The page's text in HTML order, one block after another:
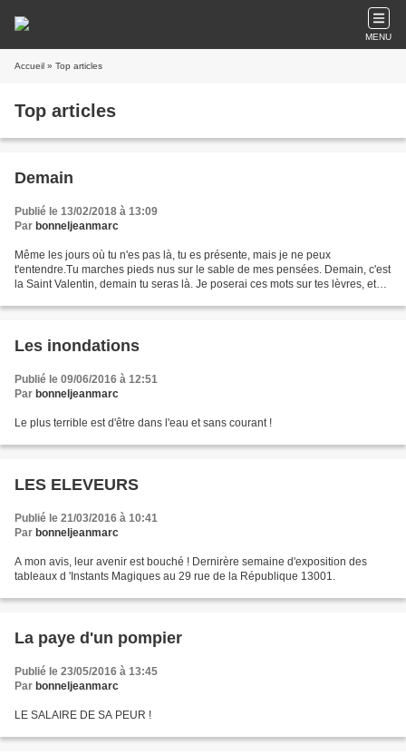
MENU
Accueil » Top articles
Top articles
Demain
Publié le 13/02/2018 à 13:09
Par bonneljeanmarc
Même les jours où tu n'es pas là, tu es présente, mais je ne peux
t'entendre.Tu marches pieds nus sur le sable de mes pensées. Demain, c'est
la Saint Valentin, demain tu seras là. Je poserai ces mots sur tes lèvres, et
Les inondations
Publié le 09/06/2016 à 12:51
Par bonneljeanmarc
Le plus terrible est d'être dans l'eau et sans courant !
LES ELEVEURS
Publié le 21/03/2016 à 10:41
Par bonneljeanmarc
A mon avis, leur avenir est bouché ! Dernirère semaine d'exposition des
tableaux d 'Instants Magiques au 29 rue de la République 13001.
La paye d'un pompier
Publié le 23/05/2016 à 13:45
Par bonneljeanmarc
LE SALAIRE DE SA PEUR !